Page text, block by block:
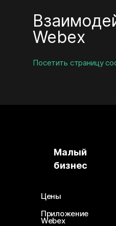
Webex
Посетить страницу
Малый
бизнес
Цены
Приложение
Webex